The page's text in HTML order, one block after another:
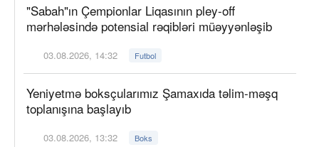
"Sabah"ın Çempionlar Liqasının pley-off
mərhələsində potensial rəqibləri müəyyənləşib
03.08.2026, 14:32 Futbol
Yeniyetmə boksçularımız Şamaxıda təlim-məşq
toplanışına başlayıb
03.08.2026, 13:32 Boks